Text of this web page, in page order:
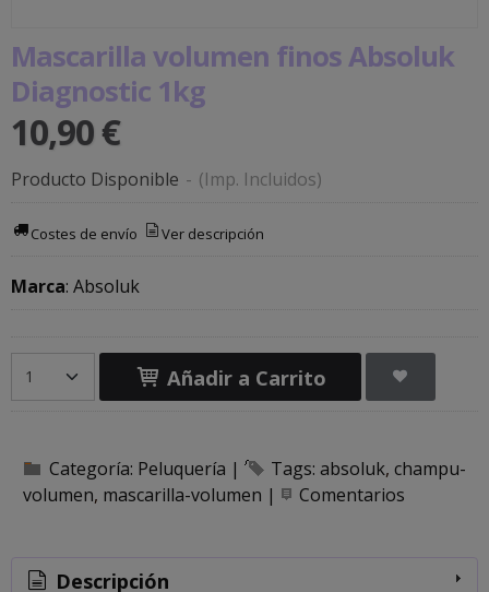
Mascarilla volumen finos Absoluk
Diagnostic 1kg
10,90 €
Producto Disponible - (Imp. Incluidos)
Costes de envío Ver descripción
Marca: Absoluk
Añadir a Carrito
Categoría: Peluquería | Tags: absoluk champu-
volumen mascarilla-volumen | Comentarios
Descripción